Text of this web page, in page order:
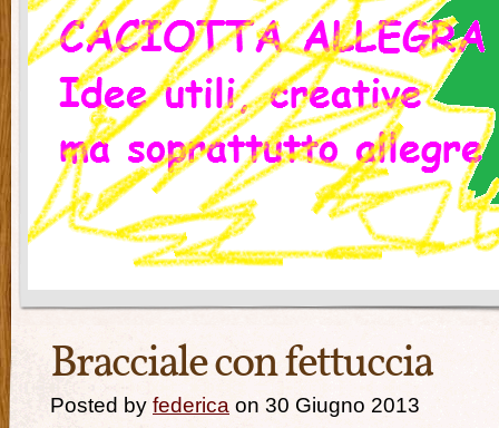
Bracciale con fettuccia
Posted by federica on 30 Giugno 2013